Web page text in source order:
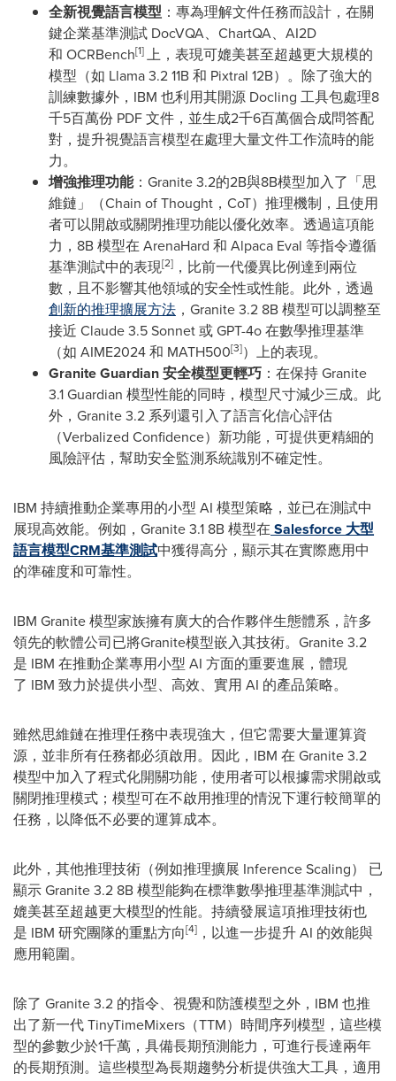
全新視覺語言模型 ：專為理解文件任務而設計，在關
鍵企業基準測試 DocVQA、ChartQA、AI2D
和 OCRBench[1]上，表現可媲美甚至超越更大規模的
模型（如 Llama 3.211B和 Pixtral 12B）。除了強大的
訓練數據外，IBM 也利用其開源 Docling 工具包處理8
千5百萬份 PDF 文件，並生成2千6百萬個合成問答配
對，提升視覺語言模型在處理大量文件工作流時的能
力。
增強推理功能：Granite 3.2的2B與8B模型加入了「思
維鏈」（Chain of Thought，CoT）推理機制，且使用
者可以開啟或關閉推理功能以優化效率。透過這項能
力，8B 模型在 ArenaHard 和 Alpaca Eval 等指令遵循
基準測試中的表現[2] ，比前一代優異比例達到兩位
數，且不影響其他領域的安全性或性能。此外，透過
創新的推理擴展方法 ，Granite 3.2 8B模型可以調整至
接近 Claude 3.5 Sonnet 或 GPT-4o 在數學推理基準
（如 AIME2024 和 MATH500[3]）上的表現。
Granite Guardian安全模型更輕巧 ：在保持 Granite
3.1 Guardian 模型性能的同時，模型尺寸減少三成。此
外，Granite 3.2 系列還引入了語言化信心評估
（Verbalized Confidence）新功能，可提供更精細的
風險評估，幫助安全監測系統識別不確定性。
IBM 持續推動企業專用的小型 AI 模型策略，並已在測試中
展現高效能。例如，Granite 3.1 8B模型在 Salesforce 大型
語言模型CRM基準測試中獲得高分，顯示其在實際應用中
的準確度和可靠性。
IBM Granite 模型家族擁有廣大的合作夥伴生態體系，許多
領先的軟體公司已將Granite模型嵌入其技術。Granite 3.2
是 IBM 在推動企業專用小型 AI 方面的重要進展，體現
了 IBM 致力於提供小型、高效、實用 AI 的產品策略。
雖然思維鏈在推理任務中表現強大，但它需要大量運算資
源，並非所有任務都必須啟用。因此，IBM 在 Granite 3.2
模型中加入了程式化開關功能，使用者可以根據需求開啟或
關閉推理模式；模型可在不啟用推理的情況下運行較簡單的
任務，以降低不必要的運算成本。
此外，其他推理技術（例如推理擴展 Inference Scaling） 已
顯示 Granite 3.2 8B模型能夠在標準數學推理基準測試中，
媲美甚至超越更大模型的性能。持續發展這項推理技術也
是 IBM 研究團隊的重點方向[4] ，以進一步提升 AI 的效能與
應用範圍。
除了 Granite 3.2 的指令、視覺和防護模型之外，IBM 也推
出了新一代 TinyTimeMixers（TTM）時間序列模型，這些模
型的參數少於1千萬，具備長期預測能力，可進行長達兩年
的長期預測。這些模型為長期趨勢分析提供強大工具，適用